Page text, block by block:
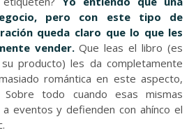
pero con este tipo de
queda claro que lo que les
vender.Que leas el libro (es
producto) les da completamente
romántica en este aspecto,
todo cuando esas mismas
eventos y defienden con ahínco el